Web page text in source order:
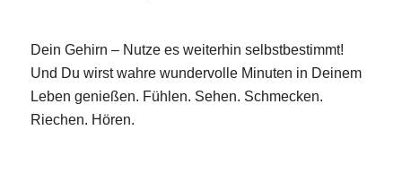
Dein Gehirn – Nutze es weiterhin selbstbestimmt!
Und Du wirst wahre wundervolle Minuten in Deinem
Leben genießen. Fühlen. Sehen. Schmecken.
Riechen. Hören.